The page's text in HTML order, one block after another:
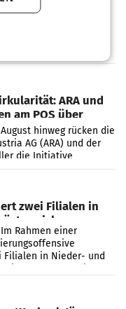
Gewinn
hat im
ARA und
am POS über
hinweg rücken die
AG (ARA) und der
die Initiative
allen österreichischen
zwei Filialen in
Im Rahmen einer
Filialen in Nieder- und